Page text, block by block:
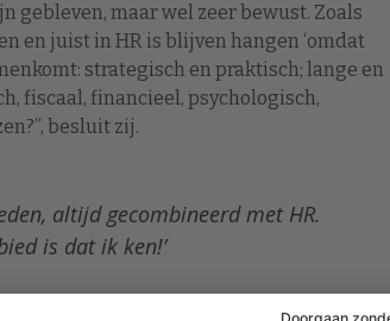
gebleven, maar wel zeer bewust. Zoals
en juist in HR is blijven hangen ‘omdat
strategisch en praktisch; lange en
fiscaal, financieel, psychologisch,
besluit zij.
altijd gecombineerd met HR.
is dat ik ken!’
bij de gemeente Borger-Odoorn. “Ik zie